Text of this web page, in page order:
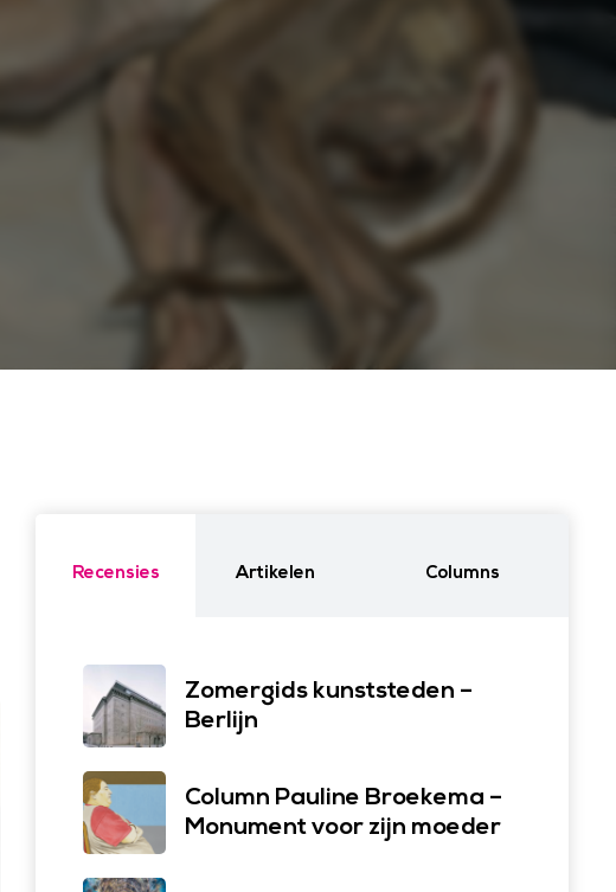
Recensies Artikelen Columns
Zomergids kunststeden –
Berlijn
Column Pauline Broekema –
Monument voor zijn moeder